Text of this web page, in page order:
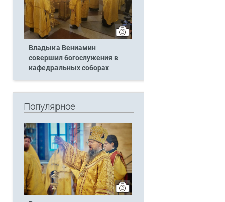
Владыка Вениамин
совершил богослужения в
кафедральных соборах
Популярное